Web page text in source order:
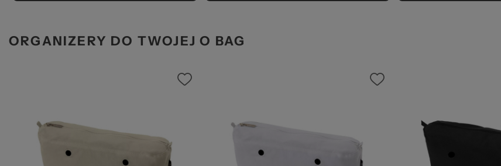
ORGANIZERY DO TWOJEJ O BAG